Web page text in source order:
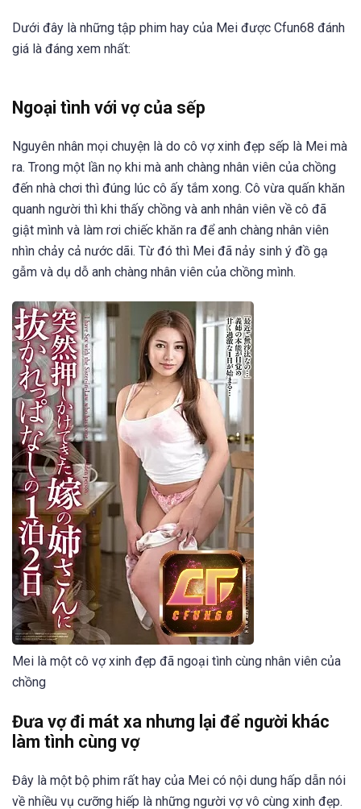
Dưới đây là những tập phim hay của Mei được Cfun68 đánh
giá là đáng xem nhất:
Ngoại tình với vợ của sếp
Nguyên nhân mọi chuyện là do cô vợ xinh đẹp sếp là Mei mà
ra. Trong một lần nọ khi mà anh chàng nhân viên của chồng
đến nhà chơi thì đúng lúc cô ấy tắm xong. Cô vừa quấn khăn
quanh người thì khi thấy chồng và anh nhân viên về cô đã
giật mình và làm rơi chiếc khăn ra để anh chàng nhân viên
nhìn chảy cả nước dãi. Từ đó thì Mei đã nảy sinh ý đồ gạ
gẫm và dụ dỗ anh chàng nhân viên của chồng mình.
Mei là một cô vợ xinh đẹp đã ngoại tình cùng nhân viên của
chồng
Đưa vợ đi mát xa nhưng lại để người khác
làm tình cùng vợ
Đây là một bộ phim rất hay của Mei có nội dung hấp dẫn nói
về nhiều vụ cưỡng hiếp là những người vợ vô cùng xinh đẹp.